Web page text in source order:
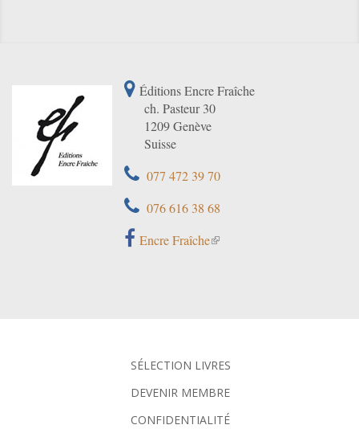
Éditions Encre Fraîche
ch. Pasteur 30
1209 Genève
Suisse
077 472 39 70
076 616 38 68
Encre Fraîche
SÉLECTION LIVRES
DEVENIR MEMBRE
CONFIDENTIALITÉ